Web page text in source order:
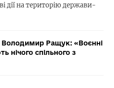
дії на територію держави-
Володимир Ращук: «Воєнні
нічого спільного з